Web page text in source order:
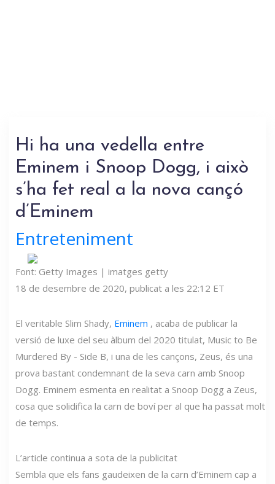
Hi ha una vedella entre
Eminem i Snoop Dogg, i això
s’ha fet real a la nova cançó
d’Eminem
Entreteniment
Font: Getty Images | imatges getty
18 de desembre de 2020, publicat a les 22:12 ET
El veritable Slim Shady, Eminem , acaba de publicar la
versió de luxe del seu àlbum del 2020 titulat, Music to Be
Murdered By - Side B, i una de les cançons, Zeus, és una
prova bastant condemnant de la seva carn amb Snoop
Dogg. Eminem esmenta en realitat a Snoop Dogg a Zeus,
cosa que solidifica la carn de boví per al que ha passat molt
de temps.
L’article continua a sota de la publicitat
Sembla que els fans gaudeixen de la carn d’Eminem cap a